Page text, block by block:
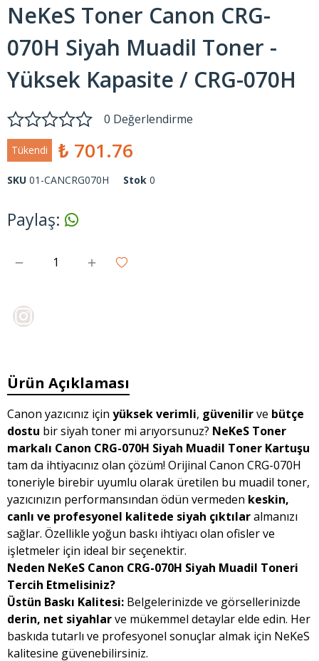
NeKeS Toner Canon CRG-
070H Siyah Muadil Toner -
Yüksek Kapasite / CRG-070H
0 Değerlendirme
Tükendi ₺ 701.76
SKU 01-CANCRG070H Stok 0
Paylaş:
Ürün Açıklaması
Canon yazıcınız için yüksek verimli, güvenilirve bütçe
dostu bir siyah toner mi arıyorsunuz? NeKeS Toner
markalı Canon CRG-070H Siyah Muadil Toner Kartuşu
tam da ihtiyacınız olan çözüm! Orijinal Canon CRG-070H
toneriyle birebir uyumlu olarak üretilen bu muadil toner,
yazıcınızın performansından ödün vermeden keskin,
canlı ve profesyonel kalitede siyah çıktılaralmanızı
sağlar. Özellikle yoğun baskı ihtiyacı olan ofisler ve
işletmeler için ideal bir seçenektir.
Neden NeKeS Canon CRG-070H Siyah Muadil Toneri
Tercih Etmelisiniz?
Üstün Baskı Kalitesi: Belgelerinizde ve görsellerinizde
derin, net siyahlarve mükemmel detaylar elde edin. Her
baskıda tutarlı ve profesyonel sonuçlar almak için NeKeS
kalitesine güvenebilirsiniz.